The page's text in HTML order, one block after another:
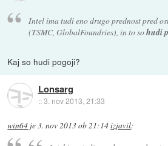
Intel ima tudi eno drugo prednost pred
(TSMC, GlobalFoundries), in to sohudi
Kaj so hudi pogoji?
Lonsarg
::3. nov 2013, 21:33
win64 je3. nov 2013 ob 21:14izjavil: